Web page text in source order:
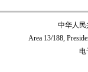
中华人民
Area 13/188,
电